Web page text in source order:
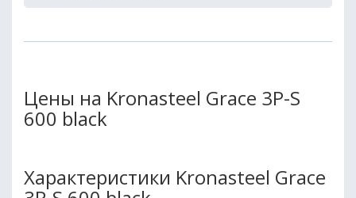
Цены на Kronasteel Grace 3P-S
600 black
Характеристики Kronasteel Grace